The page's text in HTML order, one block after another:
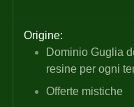
Origine:
Dominio Guglia
resine per ogni
Offerte mistiche